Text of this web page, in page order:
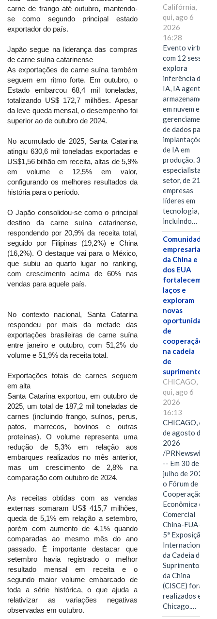
carne de frango até outubro, mantendo-
se como segundo principal estado
exportador do país.
Japão segue na liderança das compras
de carne suína catarinense
As exportações de carne suína também
seguem em ritmo forte. Em outubro, o
Estado embarcou 68,4 mil toneladas,
totalizando US$ 172,7 milhões. Apesar
da leve queda mensal, o desempenho foi
superior ao de outubro de 2024.
No acumulado de 2025, Santa Catarina
atingiu 630,6 mil toneladas exportadas e
US$1,56 bilhão em receita, altas de 5,9%
em volume e 12,5% em valor,
configurando os melhores resultados da
história para o período.
O Japão consolidou-se como o principal
destino da carne suína catarinense,
respondendo por 20,9% da receita total,
seguido por Filipinas (19,2%) e China
(16,2%). O destaque vai para o México,
que subiu ao quarto lugar no ranking,
com crescimento acima de 60% nas
vendas para aquele país.
No contexto nacional, Santa Catarina
respondeu por mais da metade das
exportações brasileiras de carne suína
entre janeiro e outubro, com 51,2% do
volume e 51,9% da receita total.
Exportações totais de carnes seguem
em alta
Santa Catarina exportou, em outubro de
2025, um total de 187,2 mil toneladas de
carnes (incluindo frango, suínos, perus,
patos, marrecos, bovinos e outras
proteínas). O volume representa uma
redução de 5,3% em relação aos
embarques realizados no mês anterior,
mas um crescimento de 2,8% na
comparação com outubro de 2024.
As receitas obtidas com as vendas
externas somaram US$ 415,7 milhões,
queda de 5,1% em relação a setembro,
porém com aumento de 4,1% quando
comparadas ao mesmo mês do ano
passado. É importante destacar que
setembro havia registrado o melhor
resultado mensal em receita e o
segundo maior volume embarcado de
toda a série histórica, o que ajuda a
relativizar as variações negativas
observadas em outubro.
Califórnia,
qui, ago 6
2026
16:28
Evento virtual
com 12 sessões
explora
inferência de
IA, IA agentiva,
armazenamento
em nuvem e
gerenciamento
de dados para
implantações
de IA em
produção. 38
especialistas do
setor, de 21
empresas
líderes em
tecnologia,
incluindo…
Comunidades
empresariais
da China e
dos EUA
fortalecem
laços e
exploram
novas
oportunidades
de
cooperação
na cadeia
de
suprimentos.
CHICAGO,
qui, ago 6
2026
16:13
CHICAGO, 6
de agosto de
2026
/PRNewswire/
-- Em 30 de
julho de 2026,
o Fórum de
Cooperação
Econômica e
Comercial
China-EUA e a
5ª Exposição
Internacional
da Cadeia de
Suprimentos
da China
(CISCE) foram
realizados em
Chicago.…